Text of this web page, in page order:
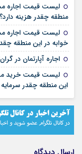
لیست قیمت اجاره
منطقه چقدر هزینه دارد؟
خوابه در این منطقه چقدر
اجاره آپارتمان در
این منطقه چقدر سرمایه